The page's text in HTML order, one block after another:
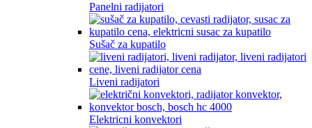
Panelni radijatori
Sušač za kupatilo
Liveni radijatori
Elektricni konvektori